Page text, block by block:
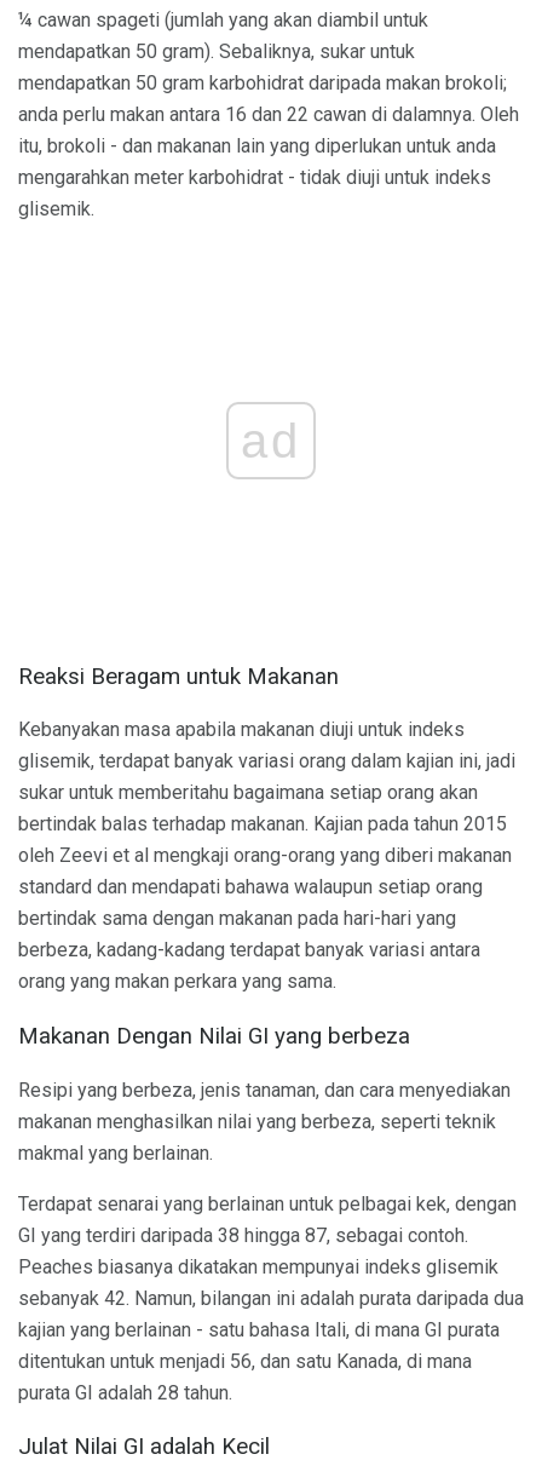
¼ cawan spageti (jumlah yang akan diambil untuk
mendapatkan 50 gram). Sebaliknya, sukar untuk
mendapatkan 50 gram karbohidrat daripada makan brokoli;
anda perlu makan antara 16 dan 22 cawan di dalamnya. Oleh
itu, brokoli - dan makanan lain yang diperlukan untuk anda
mengarahkan meter karbohidrat - tidak diuji untuk indeks
glisemik.
ad
Reaksi Beragam untuk Makanan
Kebanyakan masa apabila makanan diuji untuk indeks
glisemik, terdapat banyak variasi orang dalam kajian ini, jadi
sukar untuk memberitahu bagaimana setiap orang akan
bertindak balas terhadap makanan. Kajian pada tahun 2015
oleh Zeevi et al mengkaji orang-orang yang diberi makanan
standard dan mendapati bahawa walaupun setiap orang
bertindak sama dengan makanan pada hari-hari yang
berbeza, kadang-kadang terdapat banyak variasi antara
orang yang makan perkara yang sama.
Makanan Dengan Nilai GI yang berbeza
Resipi yang berbeza, jenis tanaman, dan cara menyediakan
makanan menghasilkan nilai yang berbeza, seperti teknik
makmal yang berlainan.
Terdapat senarai yang berlainan untuk pelbagai kek, dengan
GI yang terdiri daripada 38 hingga 87, sebagai contoh.
Peaches biasanya dikatakan mempunyai indeks glisemik
sebanyak 42. Namun, bilangan ini adalah purata daripada dua
kajian yang berlainan - satu bahasa Itali, di mana GI purata
ditentukan untuk menjadi 56, dan satu Kanada, di mana
purata GI adalah 28 tahun.
Julat Nilai GI adalah Kecil